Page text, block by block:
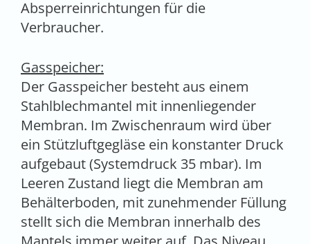
Absperreinrichtungen für die
Verbraucher.
Gasspeicher:
Der Gasspeicher besteht aus einem
Stahlblechmantel mit innenliegender
Membran. Im Zwischenraum wird über
ein Stützluftgegläse ein konstanter Druck
aufgebaut (Systemdruck 35 mbar). Im
Leeren Zustand liegt die Membran am
Behälterboden, mit zunehmender Füllung
stellt sich die Membran innerhalb des